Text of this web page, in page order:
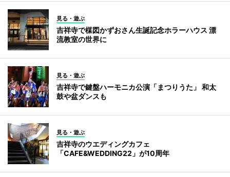
見る・遊ぶ
吉祥寺で楳図かずおさん生誕記念ホラーハウス 漂
流教室の世界に
見る・遊ぶ
吉祥寺で鍵盤ハーモニカ公演「まつりうた」 和太
鼓や盆ダンスも
見る・遊ぶ
吉祥寺のウエディングカフェ
「CAFE&WEDDING22」が10周年